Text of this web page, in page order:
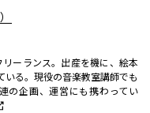
ーランス。出産を機に、絵本
いる。現役の音楽教室講師でも
の企画、運営にも携わってい